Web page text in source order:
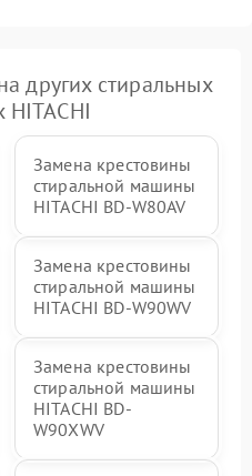
других стиральных
Замена крестовины
стиральной машины
HITACHI BD-W80AV
Замена крестовины
стиральной машины
HITACHI BD-W90WV
Замена крестовины
стиральной машины
HITACHI BD-
W90XWV